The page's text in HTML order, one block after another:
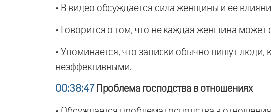
• В видео обсуждается сила женщины и ее
• Говорится о том, что не каждая женщина
• Упоминается, что записки обычно пишут люди,
неэффективными.
00:38:47 Проблема господства в отношениях